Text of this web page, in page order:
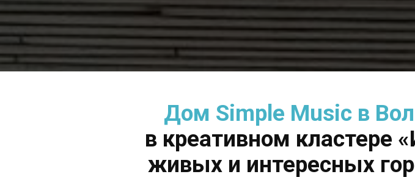
Дом Simple Music в
в креативном кластере
живых и интересных